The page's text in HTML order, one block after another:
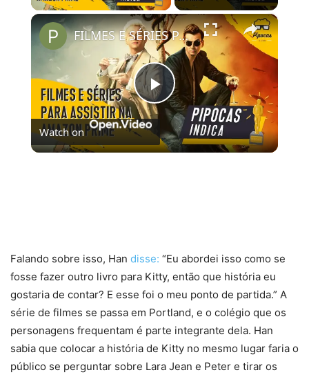
×
Play
Video
FILMES E SÉRIES PARA ASSISTIR NO AMAZON PRIME VIDEO | #PipocasIndica 7
Watch on
Falando sobre isso, Han disse: “Eu abordei isso como se
fosse fazer outro livro para Kitty, então que história eu
gostaria de contar? E esse foi o meu ponto de partida.” A
série de filmes se passa em Portland, e o colégio que os
personagens frequentam é parte integrante dela. Han
sabia que colocar a história de Kitty no mesmo lugar faria o
público se perguntar sobre Lara Jean e Peter e tirar os